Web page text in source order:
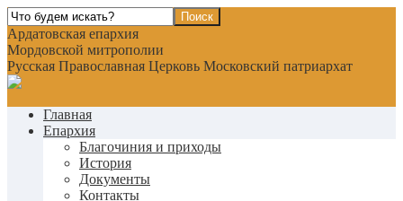
Ардатовская епархия
Мордовской митрополии
Русская Православная Церковь Московский патриархат
Главная
Епархия
Благочиния и приходы
История
Документы
Контакты